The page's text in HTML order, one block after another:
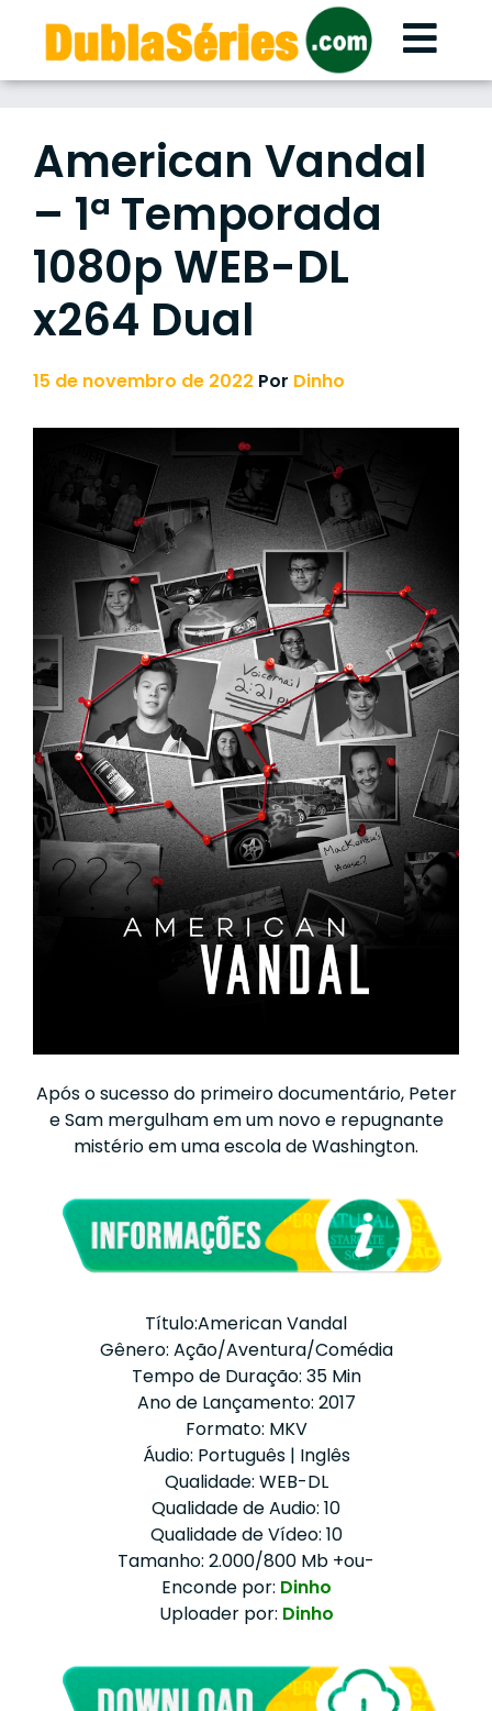
content
American Vandal
– 1ª Temporada
1080p WEB-DL
x264 Dual
15 de novembro de 2022 Por Dinho
Após o sucesso do primeiro documentário, Peter
e Sam mergulham em um novo e repugnante
mistério em uma escola de Washington.
Título:American Vandal
Gênero: Ação/Aventura/Comédia
Tempo de Duração: 35 Min
Ano de Lançamento: 2017
Formato: MKV
Áudio: Português | Inglês
Qualidade: WEB-DL
Qualidade de Audio: 10
Qualidade de Vídeo: 10
Tamanho: 2.000/800 Mb +ou-
Enconde por: Dinho
Uploader por: Dinho